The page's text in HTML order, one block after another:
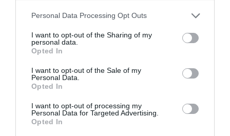
Please note that this website/app uses one or more Google
not limited to your visit or usage behaviour. You may click to
grant or deny consent to Google and its third-party tags to
use your data for below specified purposes in below Google
consent section.
Personal Data Processing Opt Outs
I want to opt-out of the Sharing of my
personal data.
Opted In
I want to opt-out of the Sale of my
Personal Data.
Opted In
I want to opt-out of processing my
Personal Data for Targeted Advertising.
Opted In
Probléma jelentése Te vagy a tulajdonos?